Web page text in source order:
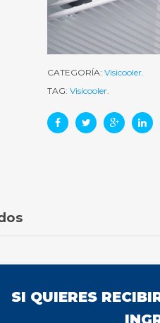
CATEGORÍA: Visicooler
TAG: Visicooler
SI QUIERES